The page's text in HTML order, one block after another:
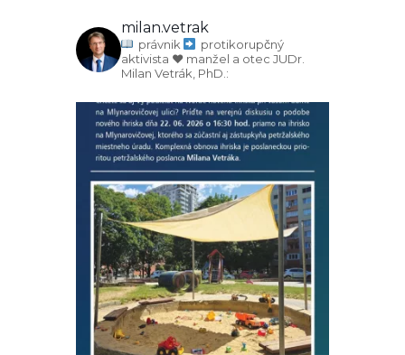
milan.vetrak
právnik
protikorupčný
aktivista ♥️ manžel a otec JUDr.
Milan Vetrák, PhD.: